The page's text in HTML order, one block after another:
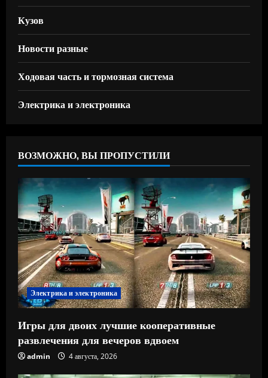
Кузов
Новости разные
Ходовая часть и тормозная система
Электрика и электроника
ВОЗМОЖНО, ВЫ ПРОПУСТИЛИ
Электрика и электроника
Игры для двоих лучшие кооперативные
развлечения для вечеров вдвоем
admin 4 августа, 2026